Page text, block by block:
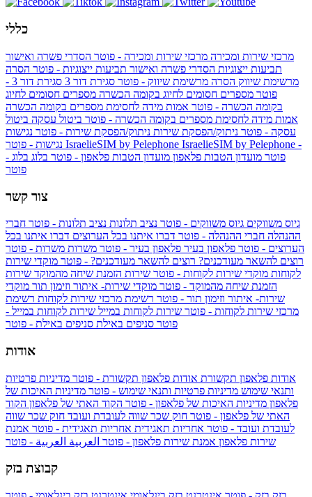
כללי
מרכזי שירות ומכירה מרכזי שירות ומכירה - פוטר הסדרי פשרה ואישור
תביעות ייצוגיות הסדרי פשרה ואישור תביעות ייצוגיות - פוטר הסרה
מרשימת שיווק הסרה מרשימת שיווק - פוטר סגירת דור 3
סגירת דור 3 -
פוטר מספרים חסומים לחיוג בקומה הכשרה מספרים חסומים לחיוג
בקומה הכשרה - פוטר אמות מידה לחסימת מספרים בקומה הכשרה
אמות מידה לחסימת מספרים בקומה הכשרה - פוטר ביטול עסקה ביטול
עסקה - פוטר ניתוק/הפסקת שירות ניתוק/הפסקת שירות - פוטר נגישות
IsraelieSIM by Pelephone IsraelieSIM by Pelephone -
פוטר מועדון הטבות פלאפון מועדון הטבות פלאפון - פוטר בלוג בלוג -
פוטר
צור קשר
גיוס משווקים גיוס משווקים - פוטר נציב תלונות נציב תלונות - פוטר חברי
ההנהלה חברי ההנהלה - פוטר דברו איתנו בכל הערוצים דברו איתנו בכל
הערוצים - פוטר פלאפון בעיר פלאפון בעיר - פוטר משרות משרות - פוטר
רוצים להשאר מעודכנים? רוצים להשאר מעודכנים? - פוטר מוקדי שירות
לקוחות מוקדי שירות לקוחות - פוטר שירות הזמנת שיחה מהמוקד שירות
הזמנת שיחה מהמוקד - פוטר מוקדי שירות- איתור וזימון תור מוקדי
שירות- איתור וזימון תור - פוטר רשימת מרכזי שירות לקוחות רשימת
מרכזי שירות לקוחות - פוטר שירות לקוחות במייל שירות לקוחות במייל -
פוטר סניפים באילת סניפים באילת - פוטר
אודות
אודות פלאפון תקשורת אודות פלאפון תקשורת - פוטר מדיניות פרטיות
ותנאי שימוש מדיניות פרטיות ותנאי שימוש - פוטר מדיניות האיכות של
פלאפון מדיניות האיכות של פלאפון - פוטר הקוד האתי של פלאפון הקוד
האתי של פלאפון - פוטר חוק שכר שווה לעובדת ועובד חוק שכר שווה
לעובדת ועובד - פוטר אחריות תאגידית אחריות תאגידית - פוטר אמנת
שירות פלאפון אמנת שירות פלאפון - פוטר العربية العربية - פוטר
קבוצת בזק